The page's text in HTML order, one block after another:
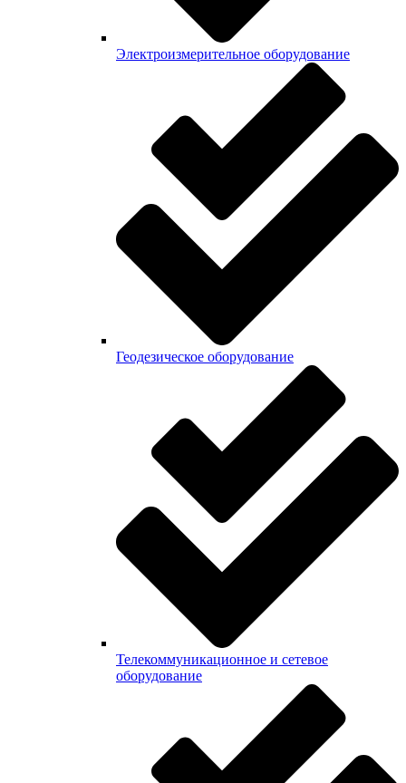
Электроизмерительное оборудование
Геодезическое оборудование
Телекоммуникационное и сетевое
оборудование